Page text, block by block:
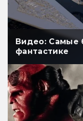
Видео: Самые
фантастике